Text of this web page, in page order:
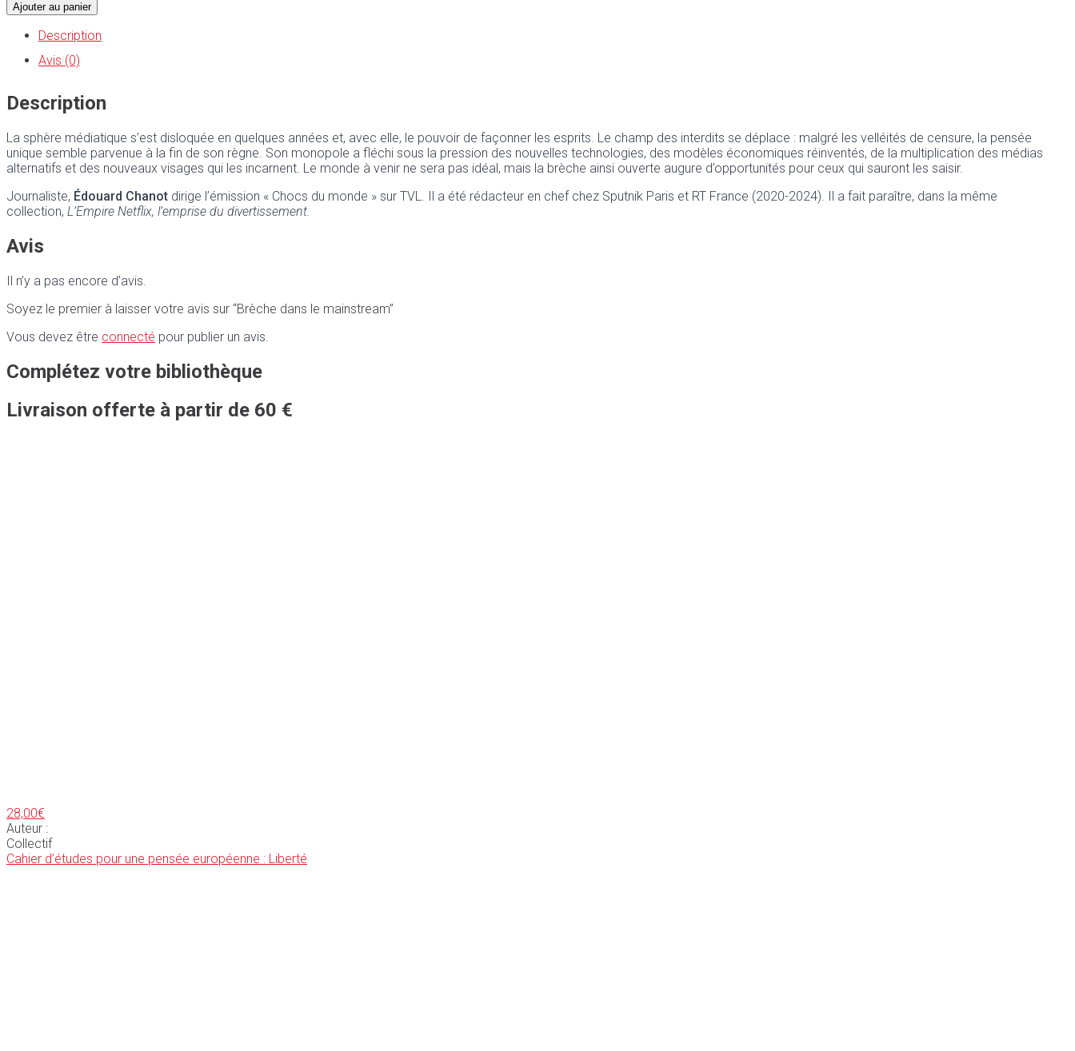
Ajouter au panier
Description
Avis (0)
Description
La sphère médiatique s’est disloquée en quelques années et, avec elle, le pouvoir de façonner les esprits. Le champ des interdits se déplace : malgré les velléités de censure, la pensée
unique semble parvenue à la fin de son règne. Son monopole a fléchi sous la pression des nouvelles technologies, des modèles économiques réinventés, de la multiplication des médias
alternatifs et des nouveaux visages qui les incarnent. Le monde à venir ne sera pas idéal, mais la brèche ainsi ouverte augure d’opportunités pour ceux qui sauront les saisir.
Journaliste, Édouard Chanot dirige l’émission « Chocs du monde » sur TVL. Il a été rédacteur en chef chez Sputnik Paris et RT France (2020-2024). Il a fait paraître, dans la même
collection, L’Empire Netflix, l’emprise du divertissement.
Avis
Il n’y a pas encore d’avis.
Soyez le premier à laisser votre avis sur “Brèche dans le mainstream”
Vous devez être connecté pour publier un avis.
Complétez votre bibliothèque
Livraison offerte à partir de 60 €
28,00€
Auteur :
Collectif
Cahier d’études pour une pensée européenne : Liberté